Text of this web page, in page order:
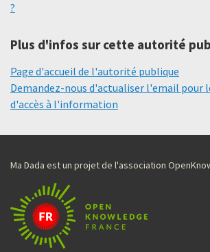
?
Plus d'infos sur cette autorité
Page d'accueil de l'autorité publique
Demandez-nous d'actualiser l'email pour
d'accès à l'information
Ma Dada est un projet de l'association